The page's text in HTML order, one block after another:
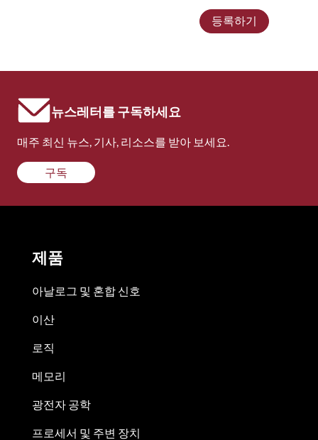
등록하기
뉴스레터를 구독하세요
매주 최신 뉴스, 기사, 리소스를 받아 보세요.
구독
제품
아날로그 및 혼합 신호
이산
로직
메모리
광전자 공학
프로세서 및 주변 장치